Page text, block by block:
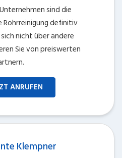
sind die
definitiv
nicht über andere
Sie von preiswerten
ANRUFEN
Klempner